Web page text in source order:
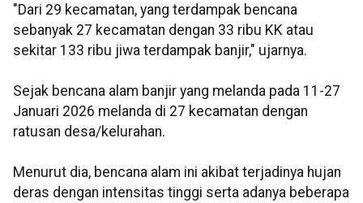
"Dari 29 kecamatan, yang terdampak bencana
sebanyak 27 kecamatan dengan 33 ribu KK atau
sekitar 133 ribu jiwa terdampak banjir," ujarnya.
Sejak bencana alam banjir yang melanda pada 11-27
Januari 2026 melanda di 27 kecamatan dengan
ratusan desa/kelurahan.
Menurut dia, bencana alam ini akibat terjadinya hujan
deras dengan intensitas tinggi serta adanya beberapa